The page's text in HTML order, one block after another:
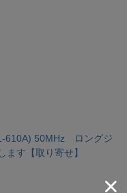
610A) 50MHz ロングジ
す【取り寄せ】